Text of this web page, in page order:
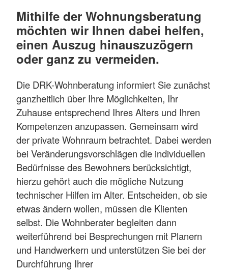
Mithilfe der Wohnungsberatung
möchten wir Ihnen dabei helfen,
einen Auszug hinauszuzögern
oder ganz zu vermeiden.
Die DRK-Wohnberatung informiert Sie zunächst
ganzheitlich über Ihre Möglichkeiten, Ihr
Zuhause entsprechend Ihres Alters und Ihren
Kompetenzen anzupassen. Gemeinsam wird
der private Wohnraum betrachtet. Dabei werden
bei Veränderungsvorschlägen die individuellen
Bedürfnisse des Bewohners berücksichtigt,
hierzu gehört auch die mögliche Nutzung
technischer Hilfen im Alter. Entscheiden, ob sie
etwas ändern wollen, müssen die Klienten
selbst. Die Wohnberater begleiten dann
weiterführend bei Besprechungen mit Planern
und Handwerkern und unterstützen Sie bei der
Durchführung Ihrer